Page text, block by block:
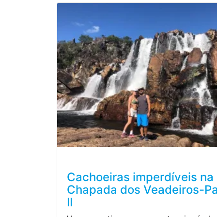
Cachoeiras imperdíveis na
Chapada dos Veadeiros-
II